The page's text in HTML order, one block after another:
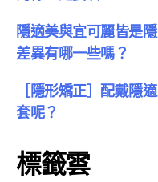
隱適美與宜可麗皆是
差異有哪一些嗎？
［隱形矯正］配戴隱
套呢？
標籤雲